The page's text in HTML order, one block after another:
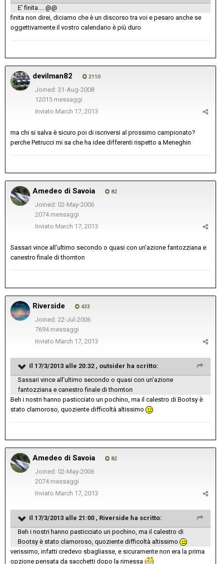
E' finita.... @@
finita non direi, diciamo che è un discorso tra voi e pesaro anche se
oggettivamente il vostro calendario è più duro
devilman82 2110
Joined: 31-Aug-2008
12015 messaggi
Inviato March 17, 2013
ma chi si salva è sicuro poi di iscriversi al prossimo campionato?
perche Petrucci mi sa che ha idee differenti rispetto a Meneghin
Amedeo di Savoia 82
Joined: 02-May-2006
2074 messaggi
Inviato March 17, 2013
Sassari vince all'ultimo secondo o quasi con un'azione fantozziana e
canestro finale di thornton
Riverside 433
Joined: 22-Jul-2006
7694 messaggi
Inviato March 17, 2013
Il 17/3/2013 alle 20:32 , outsider ha scritto:
Sassari vince all'ultimo secondo o quasi con un'azione
fantozziana e canestro finale di thornton
Beh i nostri hanno pasticciato un pochino, ma il calestro di Bootsy è
stato clamoroso, quoziente difficoltà altissimo
Amedeo di Savoia 82
Joined: 02-May-2006
2074 messaggi
Inviato March 17, 2013
Il 17/3/2013 alle 21:00 , Riverside ha scritto:
Beh i nostri hanno pasticciato un pochino, ma il calestro di
Bootsy è stato clamoroso, quoziente difficoltà altissimo
verissimo, infatti credevo sbagliasse, e sicuramente non era la prima
opzione pensata da sacchetti dopo la rimessa